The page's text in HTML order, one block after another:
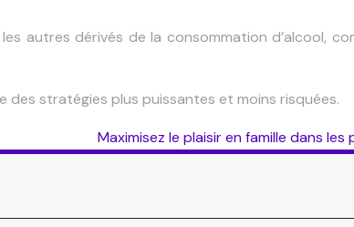
autres dérivés de la consommation d’alcool,
des stratégies plus puissantes et moins risquées.
Maximisez le plaisir en famille dans